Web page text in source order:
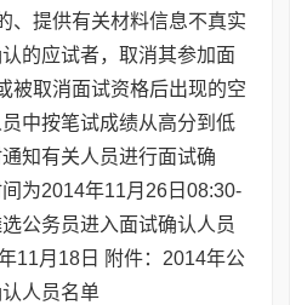
、提供有关材料信息不真实
的应试者，取消其参加面
被取消面试资格后出现的空
中按笔试成绩从高分到低
知有关人员进行面试确
为2014年11月26日08:30-
公务员进入面试确认人员
日 附件：2014年公
人员名单